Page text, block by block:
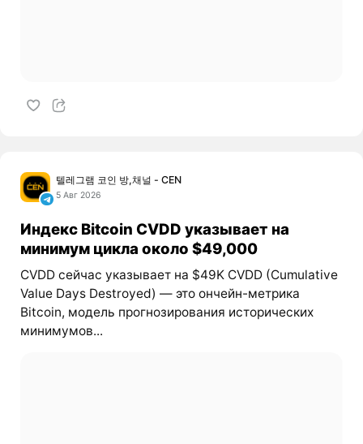
텔레그램 코인 방,채널 - CEN
5 Авг 2026
Индекс Bitcoin CVDD указывает на
минимум цикла около $49,000
CVDD сейчас указывает на $49K CVDD (Cumulative
Value Days Destroyed) — это ончейн-метрика
Bitcoin, модель прогнозирования исторических
минимумов...